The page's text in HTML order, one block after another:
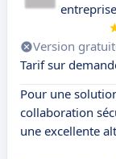
Version
Tarif sur
Pour une
collaboration
une excellente